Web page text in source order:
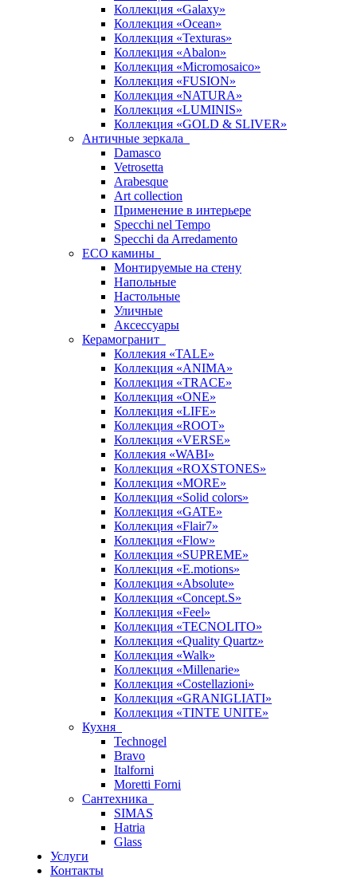
Коллекция «Galaxy»
Коллекция «Ocean»
Коллекция «Texturas»
Коллекция «Abalon»
Коллекция «Micromosaico»
Коллекция «FUSION»
Коллекция «NATURA»
Коллекция «LUMINIS»
Коллекция «GOLD & SLIVER»
Античные зеркала
Damasco
Vetrosetta
Arabesque
Art collection
Применение в интерьере
Specchi nel Tempo
Specchi da Arredamento
ECO камины
Монтируемые на стену
Напольные
Настольные
Уличные
Аксессуары
Керамогранит
Коллекия «TALE»
Коллекция «ANIMA»
Коллекция «TRACE»
Коллекция «ONE»
Коллекция «LIFE»
Коллекция «ROOT»
Коллекция «VERSE»
Коллекия «WABI»
Коллекция «ROXSTONES»
Коллекция «MORE»
Коллекция «Solid colors»
Коллекция «GATE»
Коллекция «Flair7»
Коллекция «Flow»
Коллекция «SUPREME»
Коллекция «E.motions»
Коллекция «Absolute»
Коллекция «Concept.S»
Коллекция «Feel»
Коллекция «TECNOLITO»
Коллекция «Quality Quartz»
Коллекция «Walk»
Коллекция «Millenarie»
Коллекция «Costellazioni»
Коллекция «GRANIGLIATI»
Коллекция «TINTE UNITE»
Кухня
Technogel
Bravo
Italforni
Moretti Forni
Сантехника
SIMAS
Hatria
Glass
Услуги
Контакты